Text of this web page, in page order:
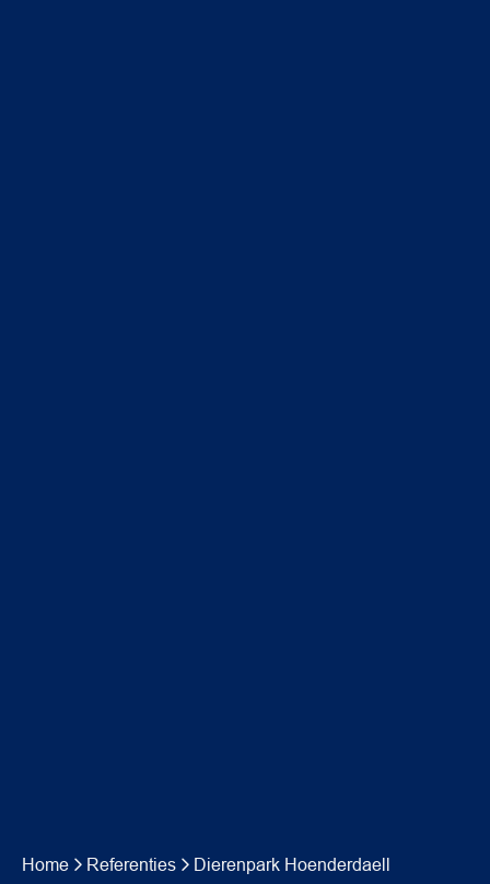
Home Referenties Dierenpark Hoenderdaell